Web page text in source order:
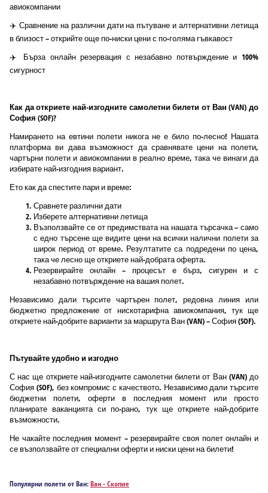
авиокомпании
✈️ Сравнение на различни дати на пътуване и алтернативни летища
в близост – открийте още по-ниски цени с по-голяма гъвкавост
✈️ Бърза онлайн резервация с незабавно потвърждение и 100%
сигурност
Как да откриете най-изгодните самолетни билети от Ван (VAN) до
София (SOF)?
Намирането на евтини полети никога не е било по-лесно! Нашата
платформа ви дава възможност да сравнявате цени на полети,
чартърни полети и авиокомпании в реално време, така че винаги да
избирате най-изгодния вариант.
Ето как да спестите пари и време:
Сравнете различни дати
Изберете алтернативни летища
Възползвайте се от предимствата на нашата търсачка – само
с едно търсене ще видите цени на всички налични полети за
широк период от време. Резултатите са подредени по цена,
така че лесно ще откриете най-добрата оферта.
Резервирайте онлайн – процесът е бърз, сигурен и с
незабавно потвърждение на вашия полет.
Независимо дали търсите чартърен полет, редовна линия или
бюджетно предложение от нискотарифна авиокомпания, тук ще
откриете най-добрите варианти за маршрута Ван (VAN) – София (SOF).
Пътувайте удобно и изгодно
С нас ще откриете най-изгодните самолетни билети от Ван (VAN) до
София (SOF), без компромис с качеството. Независимо дали търсите
бюджетни полети, оферти в последния момент или просто
планирате ваканцията си по-рано, тук ще откриете най-добрите
възможности.
Не чакайте последния момент – резервирайте своя полет онлайн и
се възползвайте от специални оферти и ниски цени на билети!
Популярни полети от Ван:Ван - Скопие